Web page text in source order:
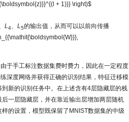
+ 1)}} \right)$
L4、 L5的输出值，从而可以以前向传播
于手工标注数据集费时费力，因此在一定程度
深度网络并获得正确的识别结果，特征迁移模
新的识别任务中。在上述含有4层隐藏层的栈
一层隐藏层，并在靠近输出层增加两层随机
的设置，模型既保留了MNIST数据集的中级